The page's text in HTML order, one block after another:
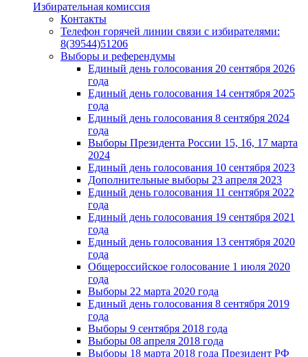
Избирательная комиссия
Контакты
Телефон горячей линии связи с избирателями:
8(39544)51206
Выборы и референдумы
Единый день голосования 20 сентября 2026
года
Единый день голосования 14 сентября 2025
года
Единый день голосования 8 сентября 2024
года
Выборы Президента России 15, 16, 17 марта
2024
Единый день голосования 10 сентября 2023
Дополнительные выборы 23 апреля 2023
Единый день голосования 11 сентября 2022
года
Единый день голосования 19 сентября 2021
года
Единый день голосования 13 сентября 2020
года
Общероссийское голосование 1 июля 2020
года
Выборы 22 марта 2020 года
Единый день голосования 8 сентября 2019
года
Выборы 9 сентября 2018 года
Выборы 08 апреля 2018 года
Выборы 18 марта 2018 года Президент РФ